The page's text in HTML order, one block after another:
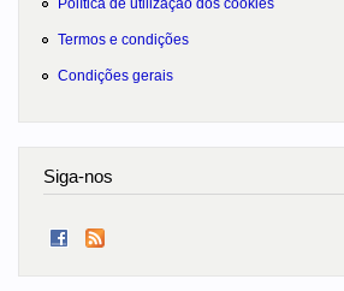
Termos e condições
Condições gerais
Siga-nos